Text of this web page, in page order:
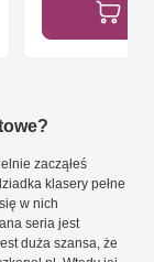
zacząłeś
klasery pełne
w nich
seria jest
duża szansa, że